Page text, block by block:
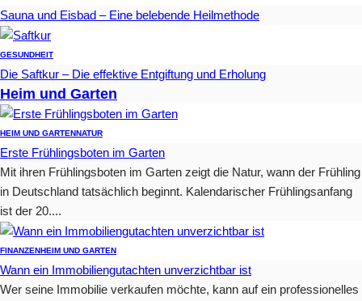
Sauna und Eisbad – Eine belebende Heilmethode
GESUNDHEIT
Die Saftkur – Die effektive Entgiftung und Erholung
Heim und Garten
HEIM UND GARTEN NATUR
Erste Frühlingsboten im Garten
Mit ihren Frühlingsboten im Garten zeigt die Natur, wann der Frühling
in Deutschland tatsächlich beginnt. Kalendarischer Frühlingsanfang
ist der 20....
FINANZEN HEIM UND GARTEN
Wann ein Immobiliengutachten unverzichtbar ist
Wer seine Immobilie verkaufen möchte, kann auf ein professionelles